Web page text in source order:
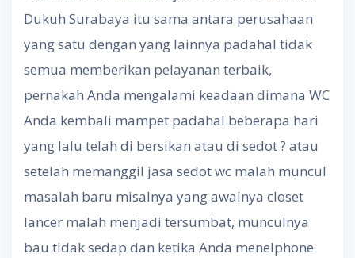
Dukuh Surabaya itu sama antara perusahaan
yang satu dengan yang lainnya padahal tidak
semua memberikan pelayanan terbaik,
pernakah Anda mengalami keadaan dimana WC
Anda kembali mampet padahal beberapa hari
yang lalu telah di bersikan atau di sedot ? atau
setelah memanggil jasa sedot wc malah muncul
masalah baru misalnya yang awalnya closet
lancer malah menjadi tersumbat, munculnya
bau tidak sedap dan ketika Anda menelphone